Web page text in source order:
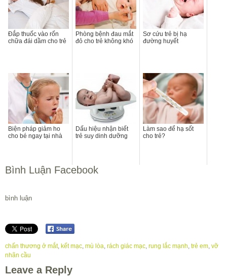
Đắp thuốc vào rốn
chữa đái dầm cho trẻ
Phòng bệnh đau mắt
đỏ cho trẻ không khó
Sơ cứu trẻ bị hạ
đường huyết
Biện pháp giảm ho
cho bé ngay tại nhà
Dấu hiệu nhận biết
trẻ suy dinh dưỡng
Làm sao để hạ sốt
cho trẻ?
Bình Luận Facebook
bình luận
chấn thương ở mắt, kết mạc, mù lòa, rách giác mạc, rung lắc mạnh, trẻ em, vỡ
nhãn cầu
Leave a Reply